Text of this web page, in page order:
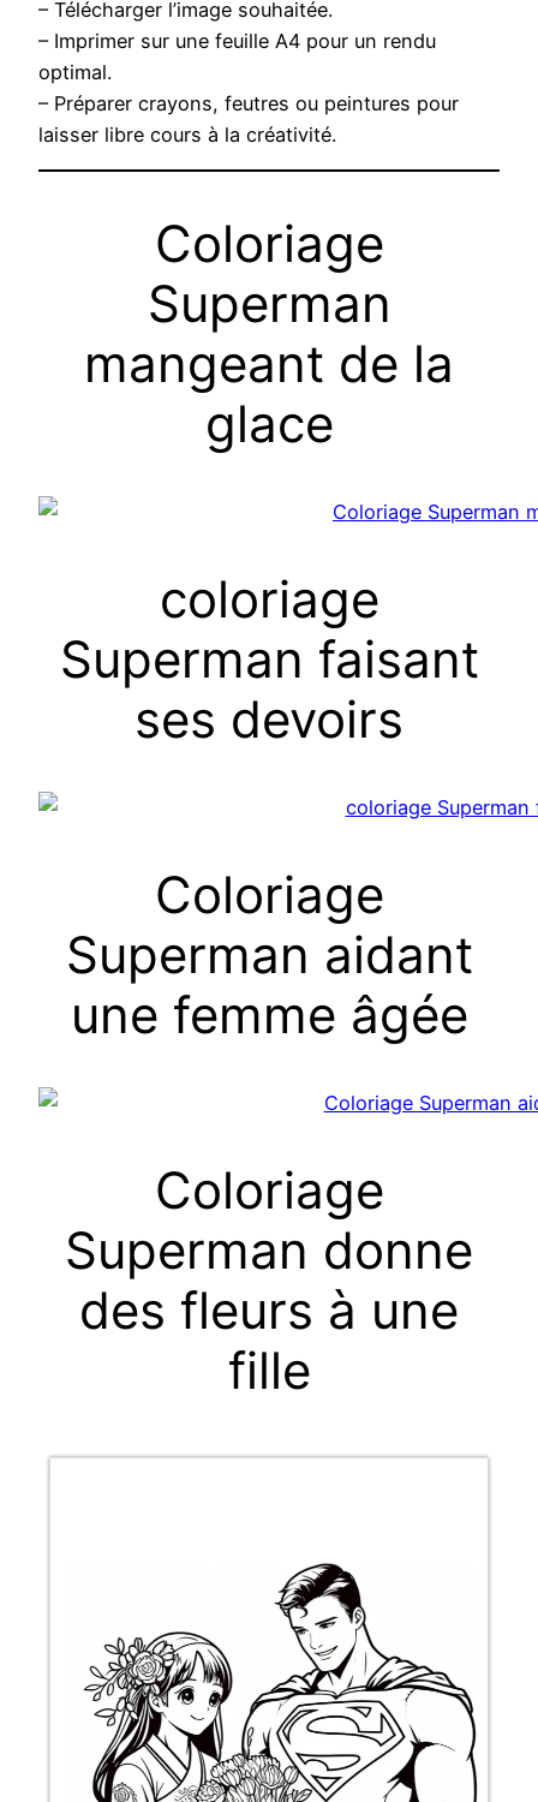
– Télécharger l’image souhaitée.
– Imprimer sur une feuille A4 pour un rendu
optimal.
– Préparer crayons, feutres ou peintures pour
laisser libre cours à la créativité.
Coloriage
Superman
mangeant de la
glace
coloriage
Superman faisant
ses devoirs
Coloriage
Superman aidant
une femme âgée
Coloriage
Superman donne
des fleurs à une
fille